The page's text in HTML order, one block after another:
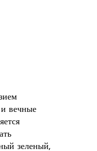
вечные
зеленый,